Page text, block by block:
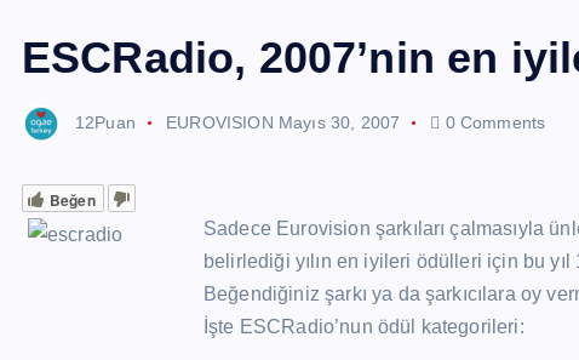
ESCRadio, 2007’nin en
12Puan EUROVISION Mayıs 30, 2007 0 Comments
Beğen
Sadece Eurovision şarkıları çalmasıyla
belirlediği yılın en iyileri ödülleri için bu
Beğendiğiniz şarkı ya da şarkıcılara oy
İşte ESCRadio’nun ödül kategorileri: